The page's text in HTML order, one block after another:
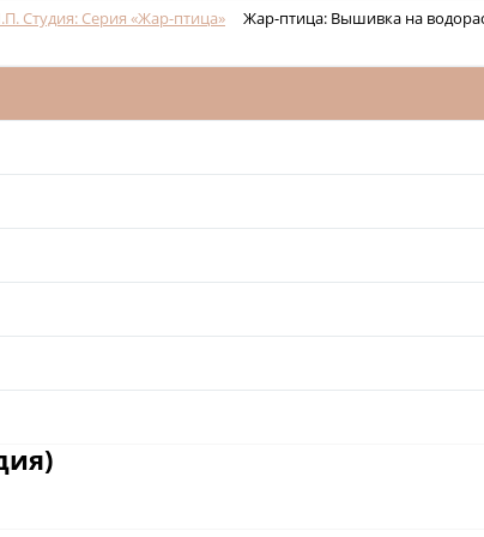
Студия: Серия «Жар-птица» Жар-птица: Вышивка на